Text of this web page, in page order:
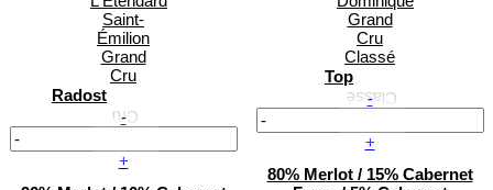
Radost
-
+
Top
-
+
80% Merlot / 15% Cabernet